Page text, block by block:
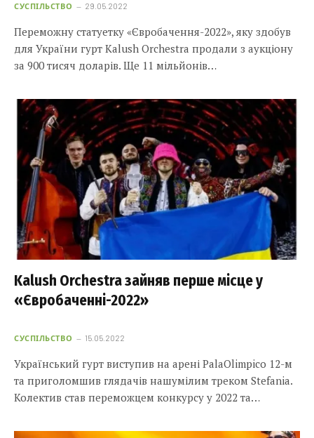
СУСПІЛЬСТВО 29.05.2022
Переможну статуетку «Євробачення-2022», яку здобув
для України гурт Kalush Orchestra продали з аукціону
за 900 тисяч доларів. Ще 11 мільйонів…
Kalush Orchestra зайняв перше місце у
«Євробаченні-2022»
СУСПІЛЬСТВО 15.05.2022
Український гурт виступив на арені PalaOlimpico 12-м
та приголомшив глядачів нашумілим треком Stefania.
Колектив став переможцем конкурсу у 2022 та…